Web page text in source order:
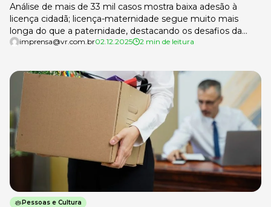
Análise de mais de 33 mil casos mostra baixa adesão à
licença cidadã; licença-maternidade segue muito mais
longa do que a paternidade, destacando os desafios da
equidade parental Um levantamento da VR, empresa de
de RH Digital, mostra que […]
imprensa@vr.com.br02.12.2025 2 min de leitura
Pessoas e Cultura